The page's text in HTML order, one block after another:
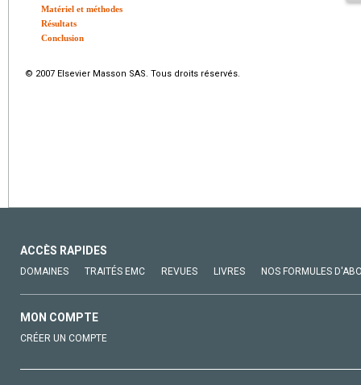
Matériel et méthodes
Résultats
Conclusion
© 2007 Elsevier Masson SAS. Tous droits réservés.
ACCÈS RAPIDES
DOMAINES TRAITÉS EMC REVUES LIVRES NOS FORMULES
MON COMPTE
CRÉER UN COMPTE